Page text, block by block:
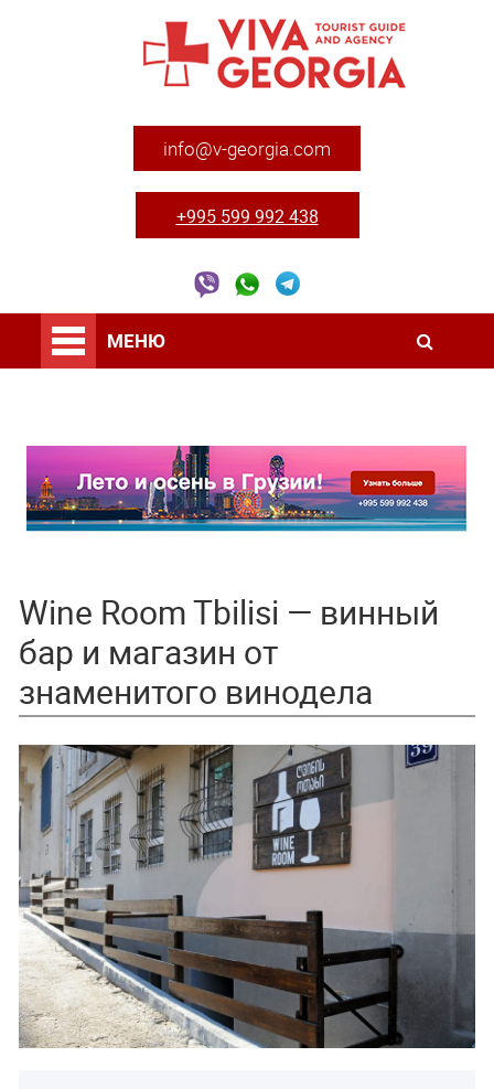
info@v-georgia.com
+995 599 992 438
МЕНЮ
Wine Room Tbilisi — винный
бар и магазин от
знаменитого винодела